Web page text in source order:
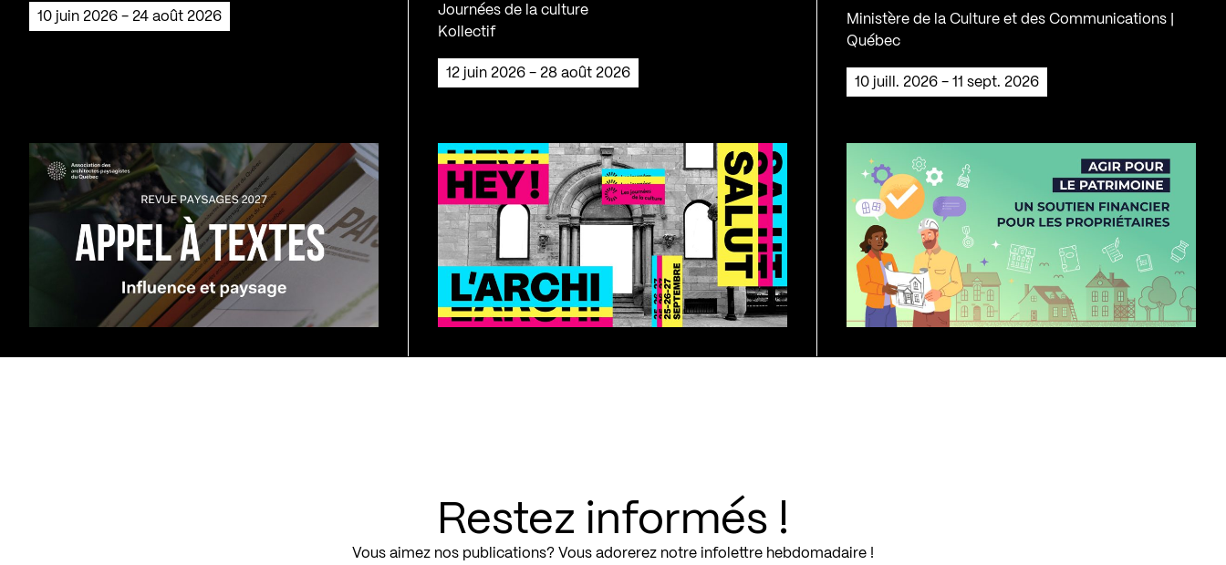
10 juin 2026 - 24 août 2026
Journées de la culture
Kollectif
12 juin 2026 - 28 août 2026
Ministère de la Culture et des Communications |
Québec
10 juill. 2026 - 11 sept. 2026
Restez informés !
Vous aimez nos publications? Vous adorerez notre infolettre hebdomadaire !